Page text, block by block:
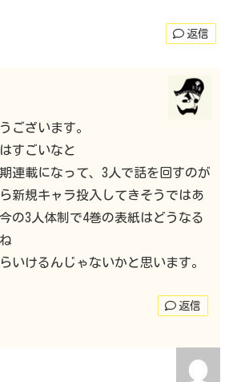
返信
ございます。
すごいなと
連載になって、3人で話を回すのが
新規キャラ投入してきそうではあ
の3人体制で4巻の表紙はどうなる
いけるんじゃないかと思います。
返信